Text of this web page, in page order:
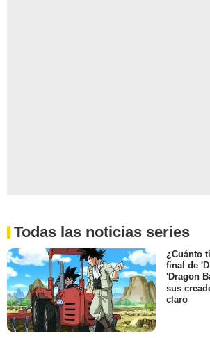
Todas las noticias series
¿Cuánto
final de
'Dragon
sus
claro